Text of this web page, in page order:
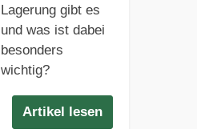
Lagerung gibt es
und was ist dabei
besonders
wichtig?
Artikel lesen